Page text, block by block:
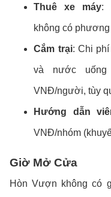
Thuê xe máy:
không có
Cắm trại: Chi phí
và nước uống
VNĐ/người, tùy
Hướng dẫn
VNĐ/nhóm
Giờ Mở Cửa
Hòn Vượn không có